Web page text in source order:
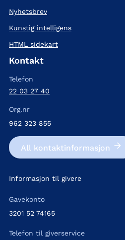
Nyhetsbrev
Kunstig intelligens
HTML sidekart
Kontakt
Telefon
22 03 27 40
Org.nr
962 323 855
All kontakt­informasjon
Informasjon til givere
Gavekonto
3201 52 74165
Telefon til giverservice